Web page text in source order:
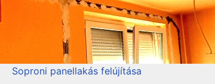
Soproni panellakás felújítása